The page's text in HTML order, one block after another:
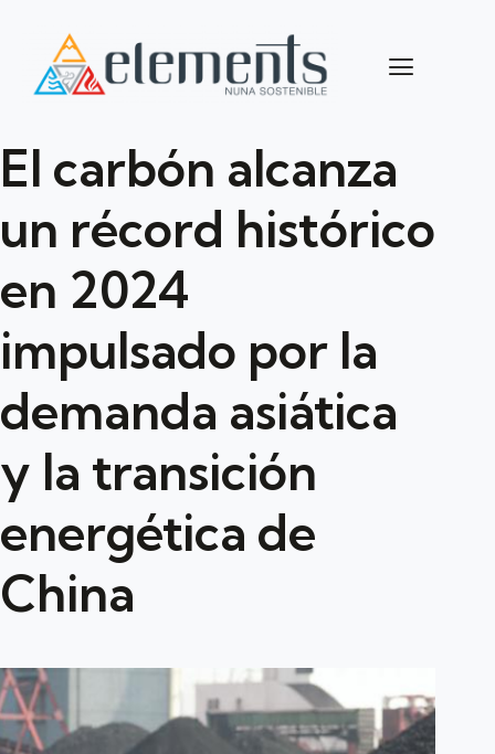
El carbón alcanza
un récord histórico
en 2024
impulsado por la
demanda asiática
y la transición
energética de
China